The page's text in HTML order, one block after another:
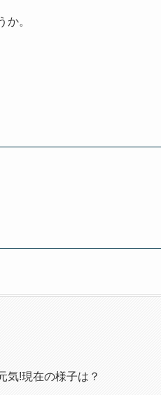
。
気!現在の様子は？